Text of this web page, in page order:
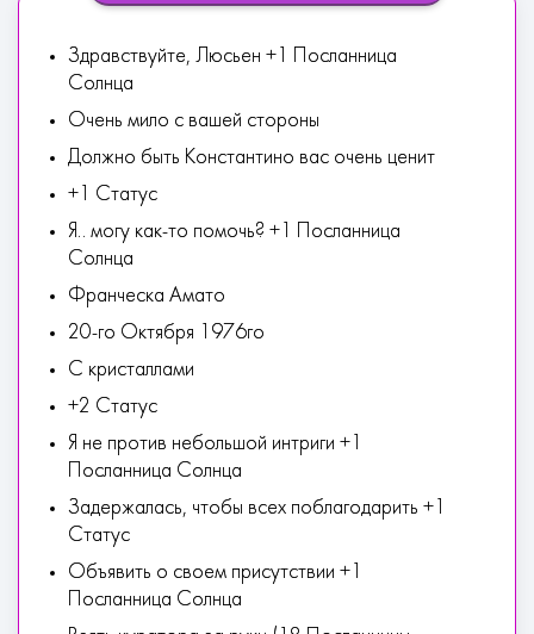
Здравствуйте, Люсьен +1 Посланница
Солнца
Очень мило с вашей стороны
Должно быть Константино вас очень ценит
+1 Статус
Я.. могу как-то помочь? +1 Посланница
Солнца
Франческа Амато
20-го Октября 1976го
С кристаллами
+2 Статус
Я не против небольшой интриги +1
Посланница Солнца
Задержалась, чтобы всех поблагодарить +1
Статус
Объявить о своем присутствии +1
Посланница Солнца